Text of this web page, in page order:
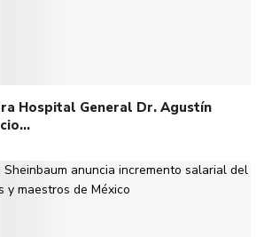
Hospital General Dr. Agustín